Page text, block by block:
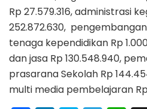
Rp 27.579.316, administrasi
252.872.630,
tenaga kependidikan Rp
dan jasa Rp 130.548.940,
prasarana Sekolah Rp
multi media pembelajaran Rp